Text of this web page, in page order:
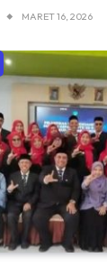
MARET 16, 2026